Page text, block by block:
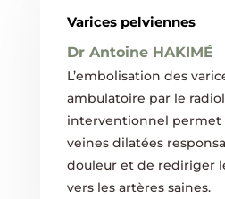
Varices pelviennes
Dr Antoine HAKIMÉ
L’embolisation des
ambulatoire par le
interventionnel permet
veines dilatées
douleur et de rediriger
vers les artères saines.